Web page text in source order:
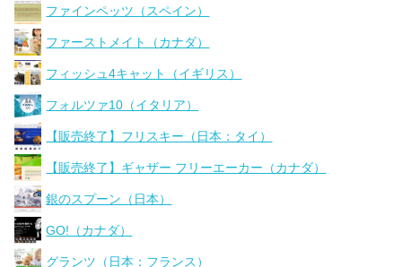
ファインペッツ（スペイン）
ファーストメイト（カナダ）
フィッシュ4キャット（イギリス）
フォルツァ10（イタリア）
【販売終了】フリスキー（日本：タイ）
【販売終了】ギャザー フリーエーカー（カナダ）
銀のスプーン（日本）
GO!（カナダ）
グランツ（日本：フランス）